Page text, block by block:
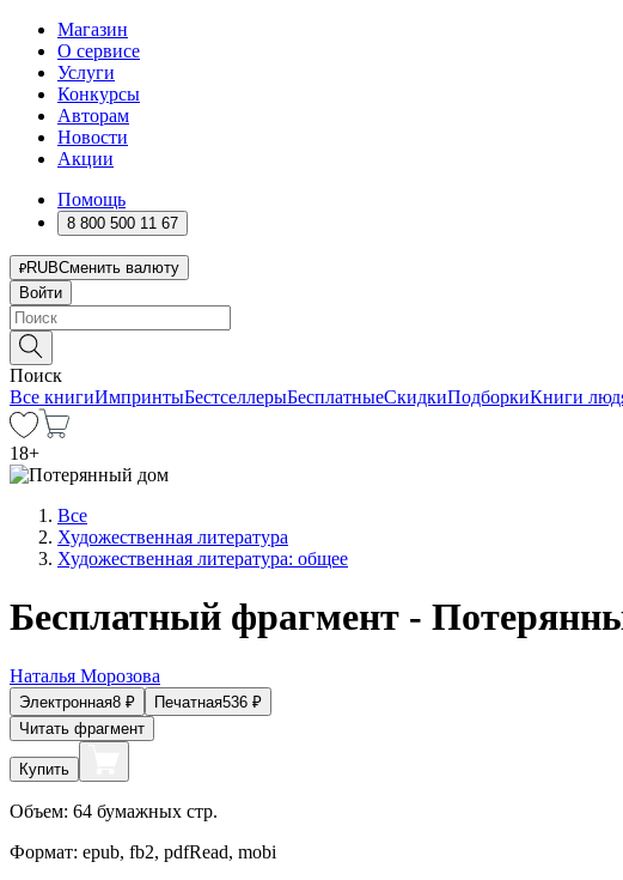
Магазин
О сервисе
Услуги
Конкурсы
Авторам
Новости
Акции
Помощь
8 800 500 11 67
RUBСменить валюту
Войти
Поиск
Все книгиИмпринтыБестселлерыБесплатныеСкидкиПодборкиКниги
18+
Все
Художественная литература
Художественная литература: общее
Бесплатный фрагмент -
Наталья Морозова
Электронная8 ₽ Печатная536 ₽
Читать фрагмент
Купить
Объем: 64 бумажных стр.
Формат: epub, fb2, pdfRead, mobi